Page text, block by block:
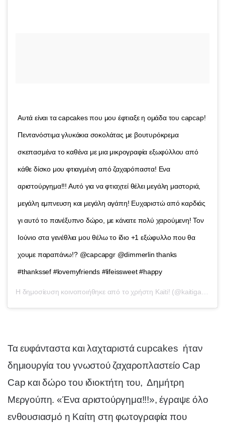
Αυτά είναι τα capcakes που μου έφτιαξε η ομάδα του capcap!
Πεντανόστιμα γλυκάκια σοκολάτας με βουτυρόκρεμα
σκεπασμένα το καθένα με μια μικρογραφία εξωφύλλου από
κάθε δίσκο μου φτιαγμένη από ζαχαρόπαστα! Ενα
αριστούργημα!!! Αυτό για να φτιαχτεί θέλει μεγάλη μαστοριά,
μεγάλη εμπνευση και μεγάλη αγάπη! Ευχαριστώ από καρδιάς
γι αυτό το πανέξυπνο δώρο, με κάνατε πολύ χαρούμενη! Τον
Ιούνιο στα γενέθλια μου θέλω το ίδιο +1 εξώφυλλο που θα
χουμε παραπάνω!? @capcapgr @dimmerlin thanks
#thankssef #lovemyfriends #lifeissweet #happy
Η δημοσίευση κοινοποιήθηκε από το χρήστη Kaiti! (@kaitigarbi) στις
Τα ευφάνταστα και λαχταριστά cupcakes ήταν
δημιουργία του γνωστού ζαχαροπλαστείο Cap
Cap και δώρο του ιδιοκτήτη του, Δημήτρη
Μεργούπη. «Ένα αριστούργημα!!!», έγραψε όλο
ενθουσιασμό η Καίτη στη φωτογραφία που